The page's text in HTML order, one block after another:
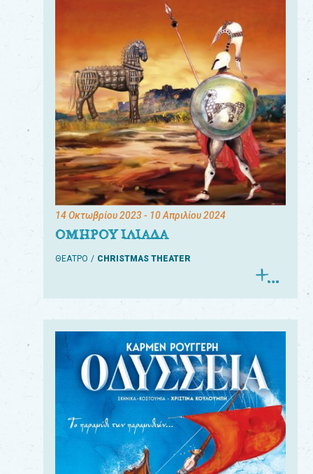
14 Οκτωβρίου 2023- 10 Απριλίου 2024
ΟΜΗΡΟΥ ΙΛΙΑΔΑ
ΘΕΑΤΡΟ CHRISTMAS THEATER